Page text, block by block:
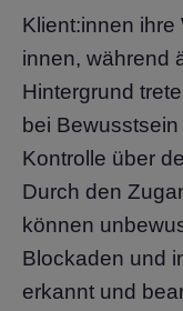
Klient:innen
innen, während
Hintergrund
bei
Kontrolle über
Durch den
können
Blockaden und
erkannt und